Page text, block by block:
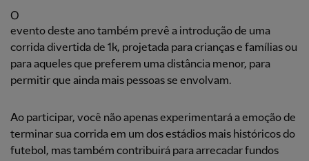
O
evento deste ano também prevê a introdução de uma
corrida divertida de 1k, projetada para crianças e famílias ou
para aqueles que preferem uma distância menor, para
permitir que ainda mais pessoas se envolvam.
Ao participar, você não apenas experimentará a emoção de
terminar sua corrida em um dos estádios mais históricos do
futebol, mas também contribuirá para arrecadar fundos